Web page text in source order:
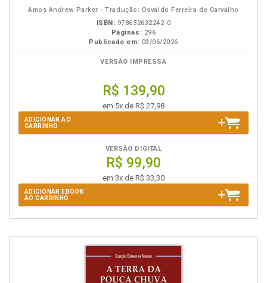
Amos Andrew Parker - Tradução: Osvaldo Ferreira de Carvalho
ISBN: 978652632242-0
Páginas: 296
Publicado em: 03/06/2026
VERSÃO IMPRESSA
R$ 139,90
em 5x de R$ 27,98
ADICIONAR AO
CARRINHO
VERSÃO DIGITAL
R$ 99,90
em 3x de R$ 33,30
ADICIONAR EBOOK
AO CARRINHO